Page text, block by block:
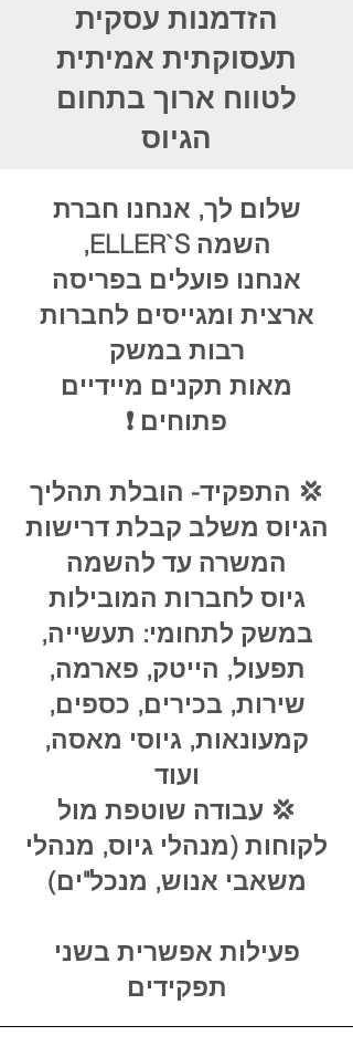
הזדמנות עסקית
תעסוקתית אמיתית
לטווח ארוך בתחום
הגיוס
שלום לך, אנחנו חברת
השמה ELLER`S,
אנחנו פועלים בפריסה
ארצית ומגייסים לחברות
רבות במשק
מאות תקנים מיידיים
פתוחים ❗️
💢 התפקיד- הובלת תהליך
הגיוס משלב קבלת דרישות
המשרה עד להשמה
גיוס לחברות המובילות
במשק לתחומי: תעשייה,
תפעול, הייטק, פארמה,
שירות, בכירים, כספים,
קמעונאות, גיוסי מאסה,
ועוד
💢 עבודה שוטפת מול
לקוחות (מנהלי גיוס, מנהלי
משאבי אנוש, מנכל"ים)
פעילות אפשרית בשני
תפקידים